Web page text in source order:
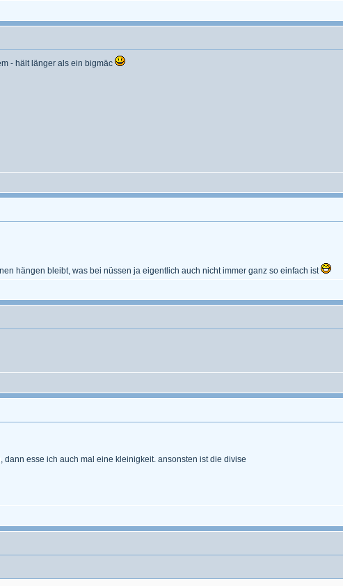
- hält länger als ein bigmäc
hängen bleibt, was bei nüssen ja eigentlich auch nicht immer ganz so einfach ist
esse ich auch mal eine kleinigkeit. ansonsten ist die divise